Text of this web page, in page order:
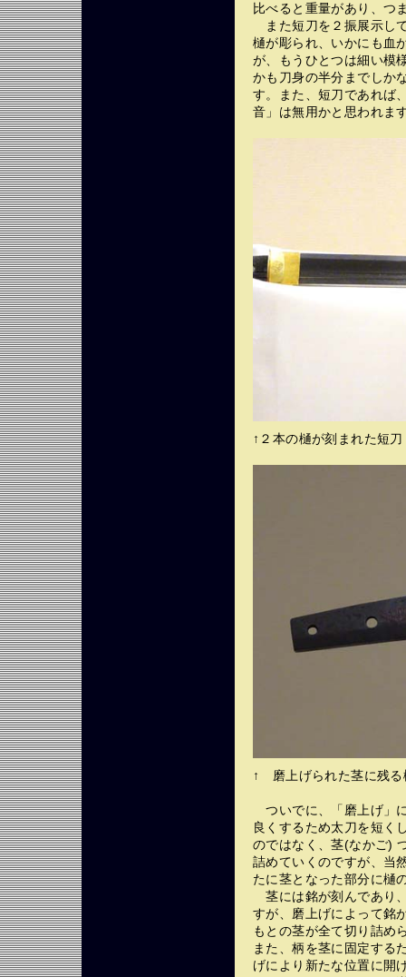
比べると重量があり、つ
また短刀を２振展示し
樋が彫られ、いかにも血
が、もうひとつは細い模
かも刀身の半分までしか
す。また、短刀であれば
音」は無用かと思われま
↑２本の樋が刻まれた短刀
↑ 磨上げられた茎に残る
ついでに、「磨上げ」
良くするため太刀を短く
のではなく、茎(なかご)
詰めていくのですが、当
たに茎となった部分に樋
茎には銘が刻んであり
すが、磨上げによって銘
もとの茎が全て切り詰め
また、柄を茎に固定する
げにより新たな位置に開